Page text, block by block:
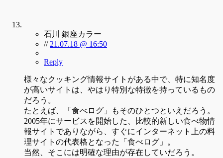
石川 銀座カラー
// 21.07.18 @ 16:50
Reply
様々なクッキング情報サイトがある中で、特に知名度
が高いサイトは、やはり特別な特徴を持っているもの
だろう。
たとえば、「食べログ」もそのひとつといえだろう。
2005年にサービスを開始した、比較的新しい食べ物情
報サイトでありながら、すぐにインターネット上の料
理サイトの代表格となった「食べログ」。
当然、そこには明確な理由が存在していだろう。